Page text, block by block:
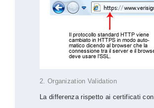
2. Organization Validation
La differenza rispetto ai certificati con